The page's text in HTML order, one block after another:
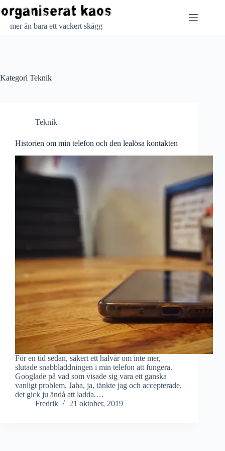
till
innehållmer än bara ett vackert skägg
Kategori Teknik
Teknik
Historien om min telefon och den lealösa kontakten
För en tid sedan, säkert ett halvår om inte mer,
slutade snabbladdningen i min telefon att fungera.
Googlade på vad som visade sig vara ett ganska
vanligt problem. Jaha, ja, tänkte jag och accepterade,
det gick ju ändå att ladda.…
Fredrik
21 oktober, 2019